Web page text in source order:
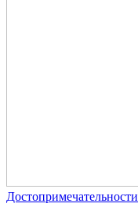
Достопримечательности